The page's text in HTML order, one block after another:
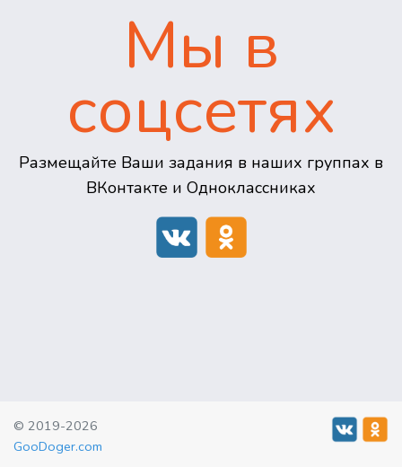
Мы в
соцсетях
Размещайте Ваши задания в наших группах в
ВКонтакте и Одноклассниках
© 2019-2026
GooDoger.com